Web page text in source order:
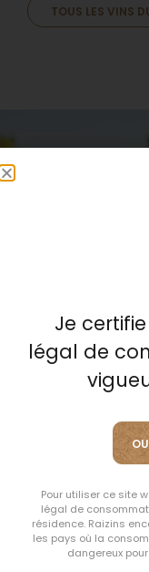
TOUS LES VINS
GAGNEZ
Je
légal de
Pour utiliser ce site
légal de
résidence. Raizins
les pays où la
dangereux